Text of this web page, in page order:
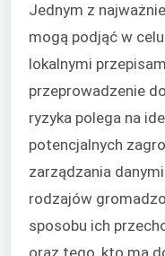
Jednym z
mogą podjąć w
lokalnymi
przeprowadzenie
ryzyka polega na
potencjalnych
zarządzania
rodzajów
sposobu ich